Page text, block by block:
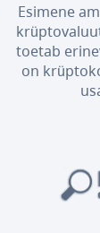
Esimene
toetab
on